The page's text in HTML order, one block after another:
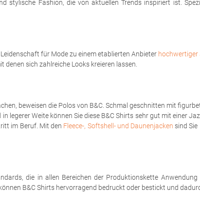
stylische Fashion, die von aktuellen Trends inspiriert ist.
für Mode zu einem etablierten Anbieter hochwertiger
sich zahlreiche Looks kreieren lassen.
beweisen die Polos von B&C. Schmal geschnitten mit
legerer Weite können Sie diese B&C Shirts sehr gut mit einer
im Beruf. Mit den Fleece-, Softshell- und Daunenjacken sind
die in allen Bereichen der Produktionskette
B&C Shirts hervorragend bedruckt oder bestickt und